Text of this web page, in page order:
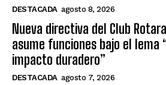
DESTACADA agosto 8, 2026
Nueva directiva del Club
asume funciones bajo el lema
impacto duradero”
DESTACADA agosto 7, 2026